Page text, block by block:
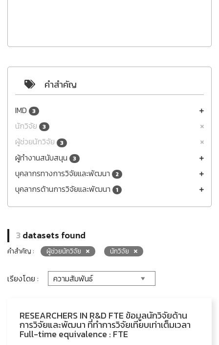
คำสำคัญ
IMD 3
นักวิจัย 3
ผู้ช่วยนักวิจัย 3
ผู้ทำงานสนับสนุน 3
บุคลากรทางการวิจัยและพัฒนา 2
บุคลากรด้านการวิจัยและพัฒนา 1
3datasets found
คำสำคัญ : ผู้ช่วยนักวิจัย นักวิจัย
เรียงโดย :
RESEARCHERS IN R&D FTE ข้อมูลนักวิจัยด้าน
การวิจัยและพัฒนา ที่ทำการวิจัยเทียบเท่าเต็มเวลา
Full-time equivalence : FTE